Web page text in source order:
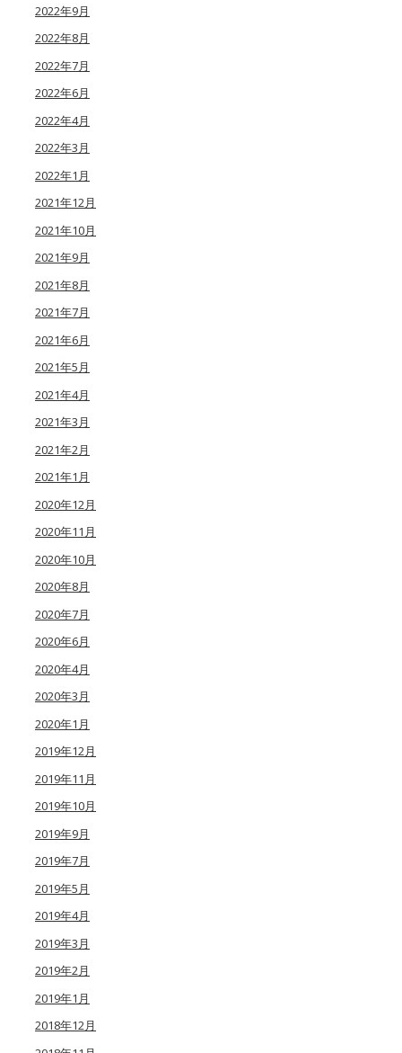
2022年9月
2022年8月
2022年7月
2022年6月
2022年4月
2022年3月
2022年1月
2021年12月
2021年10月
2021年9月
2021年8月
2021年7月
2021年6月
2021年5月
2021年4月
2021年3月
2021年2月
2021年1月
2020年12月
2020年11月
2020年10月
2020年8月
2020年7月
2020年6月
2020年4月
2020年3月
2020年1月
2019年12月
2019年11月
2019年10月
2019年9月
2019年7月
2019年5月
2019年4月
2019年3月
2019年2月
2019年1月
2018年12月